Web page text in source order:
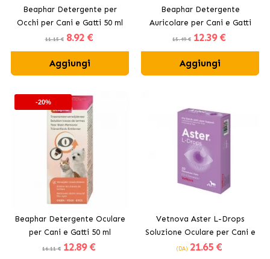
Beaphar Detergente per
Occhi per Cani e Gatti 50 ml
11.15 € 8.92 €
Aggiungi
Beaphar Detergente
Auricolare per Cani e Gatti
50 ml
15.49 € 12.39 €
Aggiungi
-20%
Beaphar Detergente Oculare
per Cani e Gatti 50 ml
16.11 € 12.89 €
Vetnova Aster L-Drops
Soluzione Oculare per Cani e
Gatti in Monodose
(DA) 21.65 €